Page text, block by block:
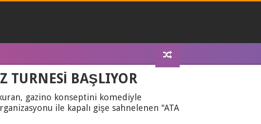
TURNESİ BAŞLIYOR
gazino konseptini komediyle
ile kapalı gişe sahnelenen "ATA